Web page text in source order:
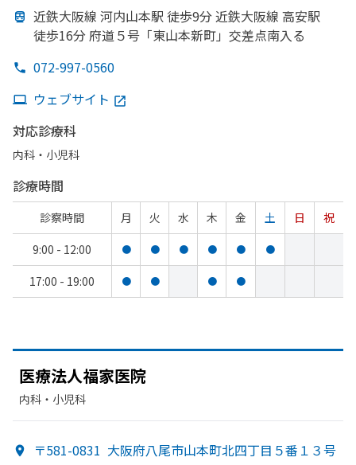
近鉄大阪線 河内山本駅 徒歩9分 近鉄大阪線 高安駅
徒歩16分 府道５号 「東山本新町」 交差点南入る
072-997-0560
ウェブサイト
対応診療科
内科・​小児科
診療時間
診察時間 月 火 水 木 金 土 日
祝
9:00 - 12:00
● ● ● ● ● ●
17:00 - 19:00 ● ● ● ●
医療法人福家医院
内科・​小児科
〒581-0831 大阪府八尾市山本町北四丁目５番１３号